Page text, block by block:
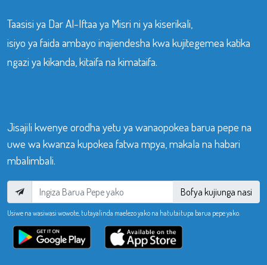
Taasisi ya Dar Al-Iftaa ya Misri ni ya kiserikali,
isiyo ya faida ambayo inajiendesha kwa kujitegemea katika
ngazi ya kikanda, kitaifa na kimataifa.
Jisajili kwenye orodha yetu ya wanaopokea barua pepe na
uwe wa kwanza kupokea fatwa mpya, makala na habari
mbalimbali.
Bofya kujiunga nasi
Usiwe na wasiwasi wowote, tutayalinda maelezo yako na hatutaitupa barua pepe yako.